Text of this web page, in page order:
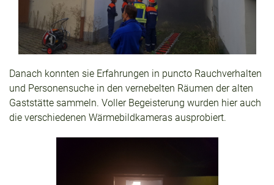
Danach konnten sie Erfahrungen in puncto Rauchverhalten
und Personensuche in den vernebelten Räumen der alten
Gaststätte sammeln. Voller Begeisterung wurden hier auch
die verschiedenen Wärmebildkameras ausprobiert.